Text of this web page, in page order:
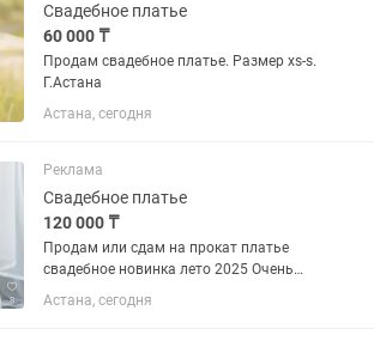
Свадебное платье
60 000 ₸
Продам свадебное платье. Размер xs-s.
Г.Астана
Астана, сегодня
Реклама
Свадебное платье
120 000 ₸
Продам или сдам на прокат платье
свадебное новинка лето 2025 Очень
легкое нежное и удобное Надевалось
всего раз и очень аккуратно!
Астана, сегодня